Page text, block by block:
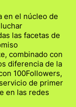
en el núcleo de
las facetas de
combinado con
diferencia de la
100Followers,
de primer
en las redes